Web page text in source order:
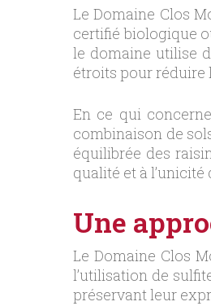
Le Domaine Clos
certifié biologique
le domaine utilise
étroits pour réduire
En ce qui
combinaison de
équilibrée des
qualité et à
Une
Le Domaine Clos
l’utilisation de
préservant leur